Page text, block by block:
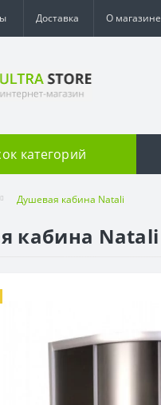
Доставка О магазине
категорий
Душевая кабина Natali
кабина Natali